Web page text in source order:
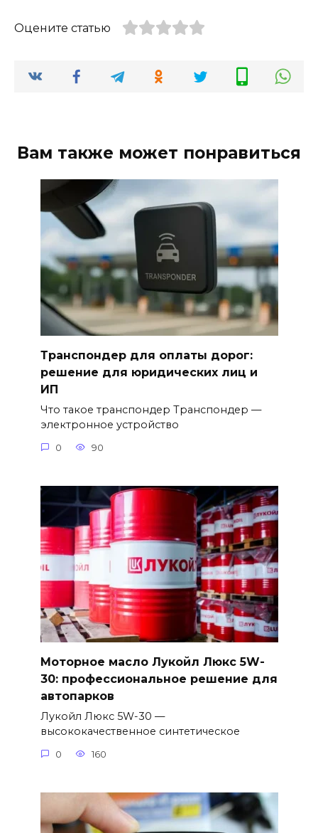
Оцените статью
Вам также может понравиться
Транспондер для оплаты дорог:
решение для юридических лиц и
ИП
Что такое транспондер Транспондер —
электронное устройство
0 90
Моторное масло Лукойл Люкс 5W-
30: профессиональное решение для
автопарков
Лукойл Люкс 5W-30 —
высококачественное синтетическое
0 160